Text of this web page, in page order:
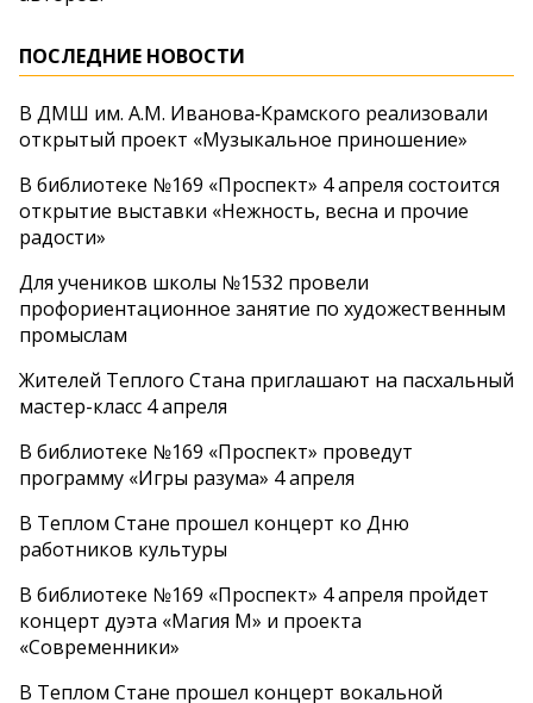
ПОСЛЕДНИЕ НОВОСТИ
В ДМШ им. А.М. Иванова‑Крамского реализовали
открытый проект «Музыкальное приношение»
В библиотеке №169 «Проспект» 4 апреля состоится
открытие выставки «Нежность, весна и прочие
радости»
Для учеников школы №1532 провели
профориентационное занятие по художественным
промыслам
Жителей Теплого Стана приглашают на пасхальный
мастер-класс 4 апреля
В библиотеке №169 «Проспект» проведут
программу «Игры разума» 4 апреля
В Теплом Стане прошел концерт ко Дню
работников культуры
В библиотеке №169 «Проспект» 4 апреля пройдет
концерт дуэта «Магия М» и проекта
«Современники»
В Теплом Стане прошел концерт вокальной